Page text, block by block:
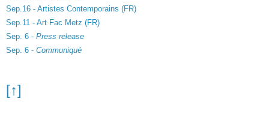
Sep .16 - Artistes Contemporains (FR)
Sep.11 - Art Fac Metz (FR)
Sep. 6 - Press release
Sep. 6 - Communiqué
[↑]